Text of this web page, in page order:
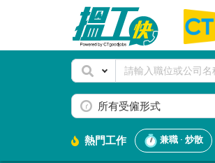
所有受僱形式
熱門工作 兼職 · 炒散